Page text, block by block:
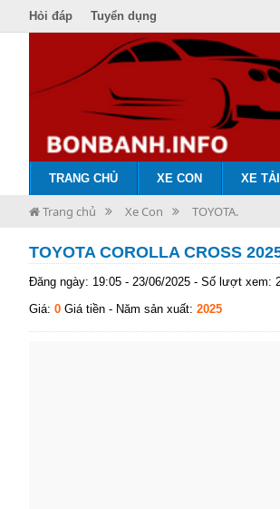
Hỏi đáp Tuyển dụng
TRANG CHỦ XE CON XE TẢI
Trang chủ Xe Con TOYOTA.
TOYOTA COROLLA CROSS
Đăng ngày: 19:05 - 23/06/2025 - Số lượt xem:
Giá: 0 Giá tiền - Năm sản xuất: 2025